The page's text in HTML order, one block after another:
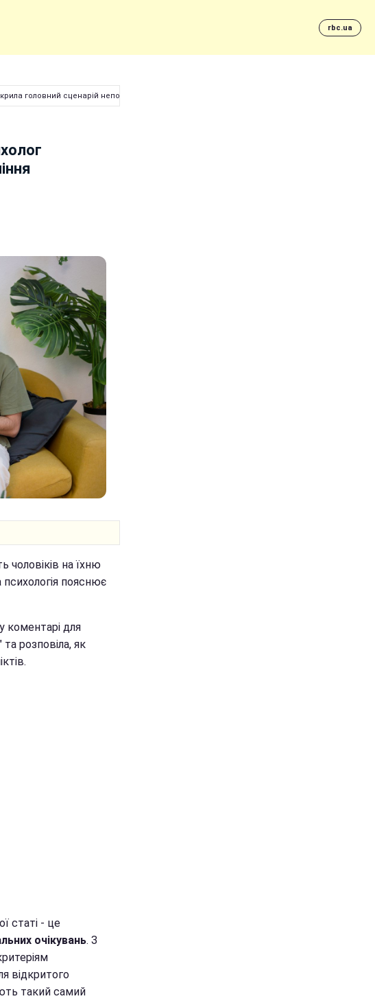
rbc.ua
головний сценарій непорозуміння
чоловіків на їхню
пояснює
коментарі для
розповіла, як
статі - це
очікувань. З
відкритого
такий самий